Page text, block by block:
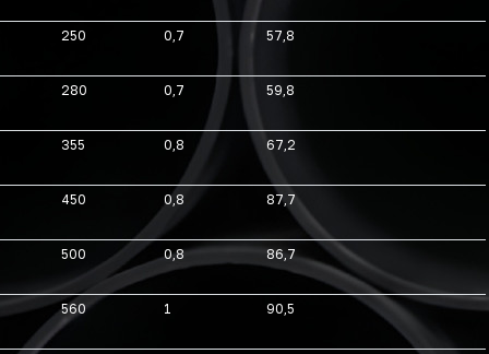
250 0,7 57,8
280 0,7 59,8
355 0,8 67,2
450 0,8 87,7
500 0,8 86,7
560 1 90,5